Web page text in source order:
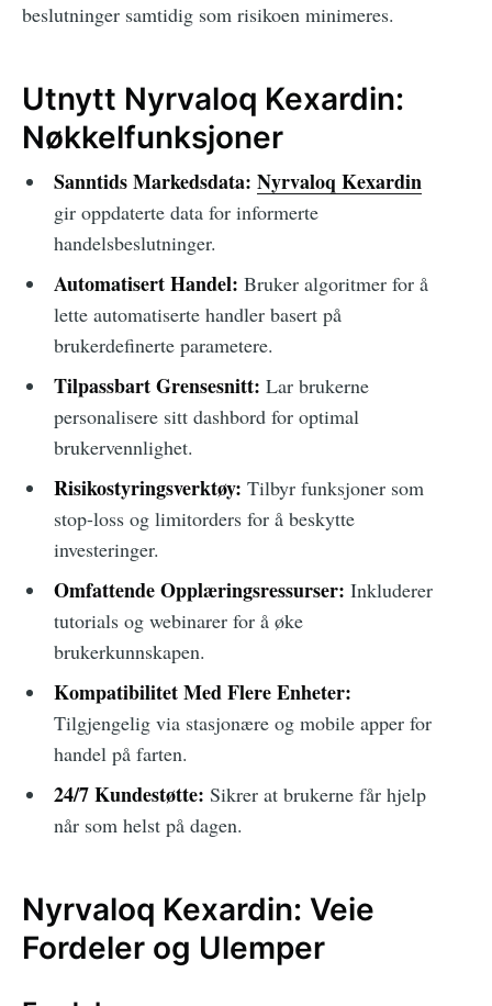
beslutninger samtidig som risikoen minimeres.
Utnytt Nyrvaloq Kexardin:
Nøkkelfunksjoner
Sanntids Markedsdata: Nyrvaloq Kexardin
gir oppdaterte data for informerte
handelsbeslutninger.
Automatisert Handel: Bruker algoritmer for å
lette automatiserte handler basert på
brukerdefinerte parametere.
Tilpassbart Grensesnitt: Lar brukerne
personalisere sitt dashbord for optimal
brukervennlighet.
Risikostyringsverktøy: Tilbyr funksjoner som
stop-loss og limitorders for å beskytte
investeringer.
Omfattende Opplæringsressurser: Inkluderer
tutorials og webinarer for å øke
brukerkunnskapen.
Kompatibilitet Med Flere Enheter:
Tilgjengelig via stasjonære og mobile apper for
handel på farten.
24/7 Kundestøtte: Sikrer at brukerne får hjelp
når som helst på dagen.
Nyrvaloq Kexardin: Veie
Fordeler og Ulemper